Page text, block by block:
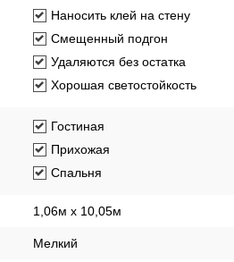
Наносить клей на стену
Смещенный подгон
Удаляются без остатка
Хорошая светостойкость
Гостиная
Прихожая
Спальня
1,06м х 10,05м
Мелкий